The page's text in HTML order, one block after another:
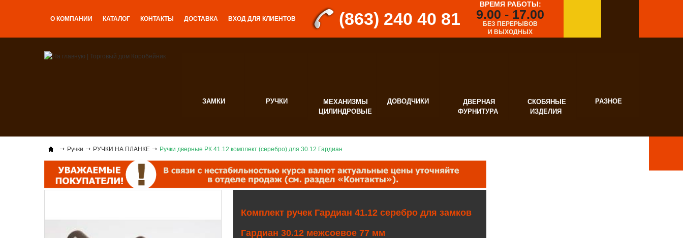
О КОМПАНИИ КАТАЛОГ КОНТАКТЫ ДОСТАВКА ВХОД ДЛЯ КЛИЕНТОВ
ЗАМКИ РУЧКИ
МЕХАНИЗМЫ
ЦИЛИНДРОВЫЕ
ДОВОДЧИКИ
ДВЕРНАЯ
ФУРНИТУРА
СКОБЯНЫЕ
ИЗДЕЛИЯ
РАЗНОЕ
(863) 240 40 81
ВРЕМЯ РАБОТЫ:
9.00 - 17.00
БЕЗ ПЕРЕРЫВОВ
И ВЫХОДНЫХ
Ручки РУЧКИ НА ПЛАНКЕ Ручки дверные РК 41.12 комплект (серебро) для 30.12 Гардиан
Комплект ручек Гардиан 41.12 серебро для замков
Гардиан 30.12 межсоевое 77 мм